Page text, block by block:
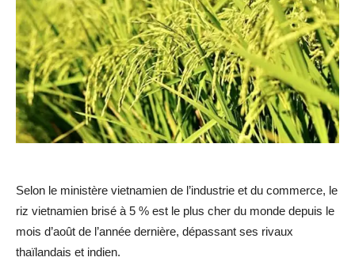
Selon le ministère vietnamien de l’industrie et du commerce, le
riz vietnamien brisé à 5 % est le plus cher du monde depuis le
mois d’août de l’année dernière, dépassant ses rivaux
thaïlandais et indien.